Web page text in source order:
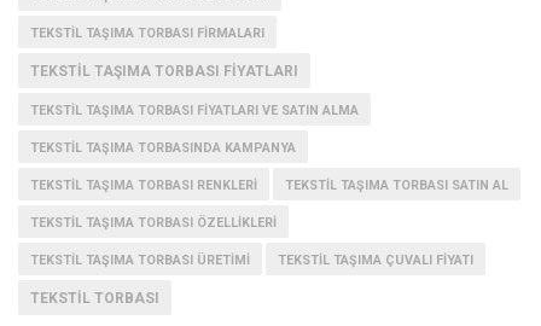
TEKSTIL TAŞIMA TORBASI FIRMALARI
TEKSTIL TAŞIMA TORBASI FIYATLARI
TEKSTIL TAŞIMA TORBASI FIYATLARI VE SATIN ALMA
TEKSTIL TAŞIMA TORBASINDA KAMPANYA
TEKSTIL TAŞIMA TORBASI RENKLERI TEKSTIL TAŞIMA TORBASI SATIN AL
TEKSTIL TAŞIMA TORBASI ÖZELLIKLERI
TEKSTIL TAŞIMA TORBASI ÜRETIMI TEKSTIL TAŞIMA ÇUVALI FIYATI
TEKSTIL TORBASI